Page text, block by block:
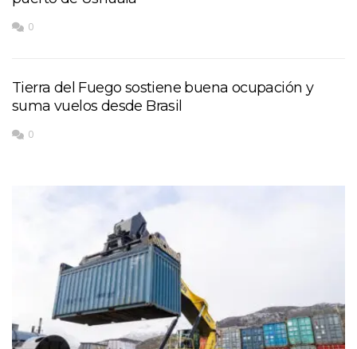
0
Tierra del Fuego sostiene buena ocupación y
suma vuelos desde Brasil
0